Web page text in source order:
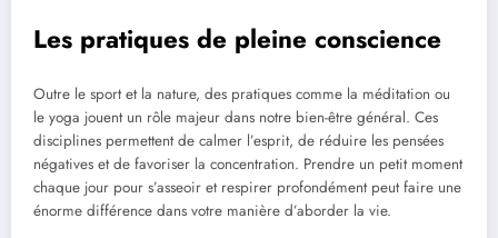
Les pratiques de pleine conscience
Outre le sport et la nature, des pratiques comme la méditation ou
le yoga jouent un rôle majeur dans notre bien-être général. Ces
disciplines permettent de calmer l’esprit, de réduire les pensées
négatives et de favoriser la concentration. Prendre un petit moment
chaque jour pour s’asseoir et respirer profondément peut faire une
énorme différence dans votre manière d’aborder la vie.